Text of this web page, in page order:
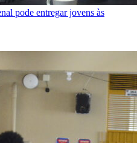
pode entregar jovens às